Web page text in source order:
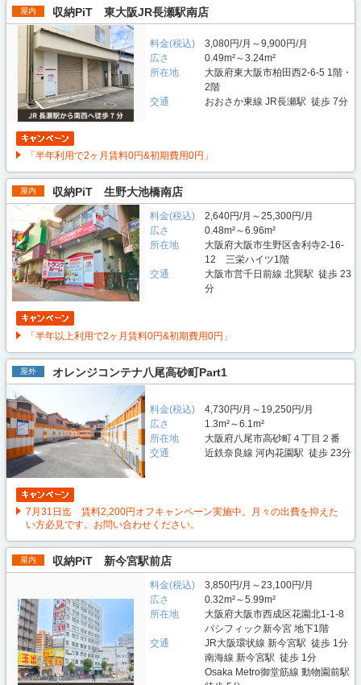
屋内 収納PiT 東大阪JR長瀬駅南店
料金(税込)
3,080円/月～9,900円/月
広さ
0.49m²～3.24m²
所在地
大阪府東大阪市柏田西2-6-5 1階・
2階
交通
おおさか東線 JR長瀬駅 徒歩 7分
「半年利用で2ヶ月賃料0円&初期費用0円」
屋内 収納PiT 生野大池橋南店
料金(税込)
2,640円/月～25,300円/月
広さ
0.48m²～6.96m²
所在地
大阪府大阪市生野区舎利寺2-16-
12 三栄ハイツ1階
交通
大阪市営千日前線 北巽駅 徒歩 23
分
「半年以上利用で2ヶ月賃料0円&初期費用0円」
屋外 オレンジコンテナ八尾高砂町Part1
料金(税込)
4,730円/月～19,250円/月
広さ
1.3m²～6.1m²
所在地
大阪府八尾市高砂町４丁目２番
交通
近鉄奈良線 河内花園駅 徒歩 23分
7月31日迄 賃料2,200円オフキャンペーン実施中。月々の出費を抑えた
い方必見です。お問い合わせください。
屋内 収納PiT 新今宮駅前店
料金(税込)
3,850円/月～23,100円/月
広さ
0.32m²～5.99m²
所在地
大阪府大阪市西成区花園北1-1-8
パシフィック新今宮 地下1階
交通
JR大阪環状線 新今宮駅 徒歩 1分
南海線 新今宮駅 徒歩 1分
Osaka Metro御堂筋線 動物園前駅